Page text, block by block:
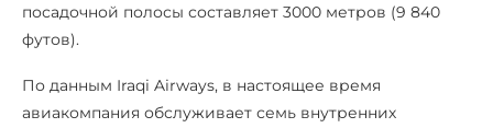
посадочной полосы составляет 3000 метров (9 840
футов).
По данным Iraqi Airways, в настоящее время
авиакомпания обслуживает семь внутренних